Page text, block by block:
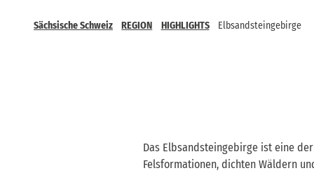
Sächsische Schweiz REGION HIGHLIGHTS
Elbsandsteingebirge
Das Elbsandsteingebirge ist eine
Felsformationen, dichten Wäldern